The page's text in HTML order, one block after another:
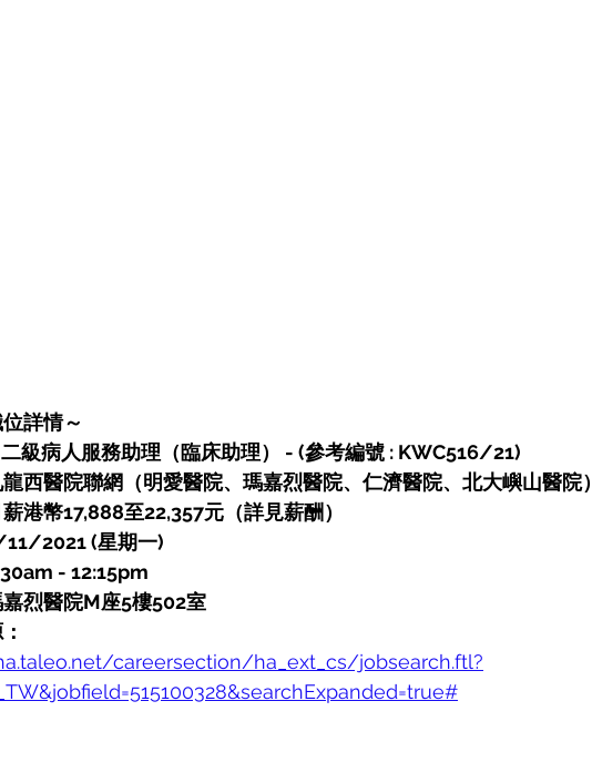
詳情～
級病人服務助理（臨床助理） - (參考編號 : KWC516/21)
西醫院聯網（明愛醫院、瑪嘉烈醫院、仁濟醫院、北大嶼山醫院
港幣17,888至22,357元（詳見薪酬）
11/2021 (星期一)
- 12:15pm
烈醫院M座5樓502室
careersection/ha_ext_cs/jobsearch.ftl?